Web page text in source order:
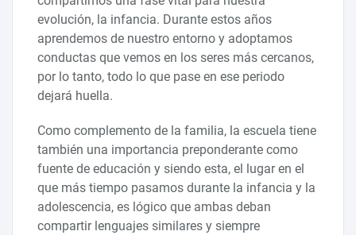
evolución, la infancia. Durante estos años
aprendemos de nuestro entorno y adoptamos
conductas que vemos en los seres más cercanos,
por lo tanto, todo lo que pase en ese periodo
dejará huella.
Como complemento de la familia, la escuela tiene
también una importancia preponderante como
fuente de educación y siendo esta, el lugar en el
que más tiempo pasamos durante la infancia y la
adolescencia, es lógico que ambas deban
compartir lenguajes similares y siempre